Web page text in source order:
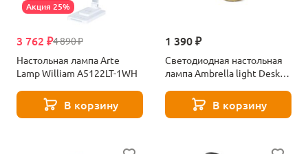
Акция 25%
4 890 ₽
3 762 ₽
Настольная лампа Arte
Lamp William A5122LT-1WH
В корзину
1 390 ₽
Светодиодная настольная
лампа Ambrella light Desk
В корзину